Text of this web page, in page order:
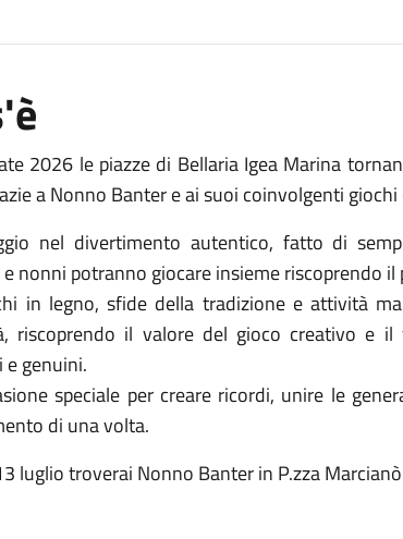
2026 le piazze di Bellaria Igea Marina
a Nonno Banter e ai suoi coinvolgenti
nel divertimento autentico, fatto di
nonni potranno giocare insieme riscoprendo il
in legno, sfide della tradizione e attività
riscoprendo il valore del gioco creativo e
e genuini.
speciale per creare ricordi, unire le
di una volta.
luglio troverai Nonno Banter in P.zza